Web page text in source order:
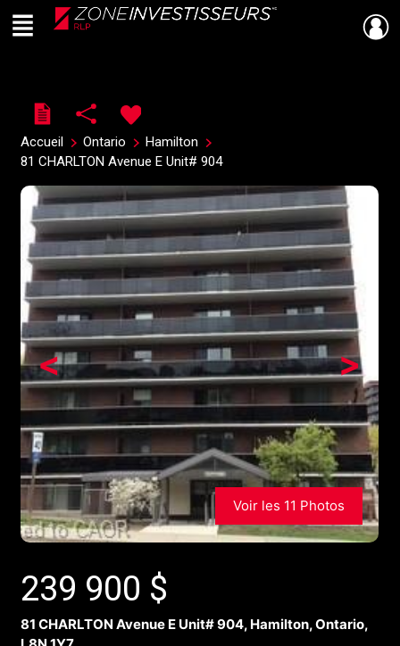
Live
En Direct
Menu
Accueil Ontario
Hamilton
81 CHARLTON Avenue E Unit# 904
>
<
Voir les 11 Photos
239 900 $
81 CHARLTON Avenue E Unit# 904, Hamilton, Ontario,